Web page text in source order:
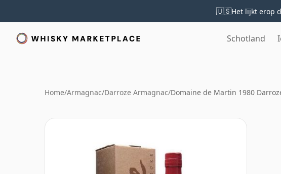
🇺🇸Het lijkt erop
Schotland
Home/Armagnac/Darroze Armagnac/Domaine de Martin 1980